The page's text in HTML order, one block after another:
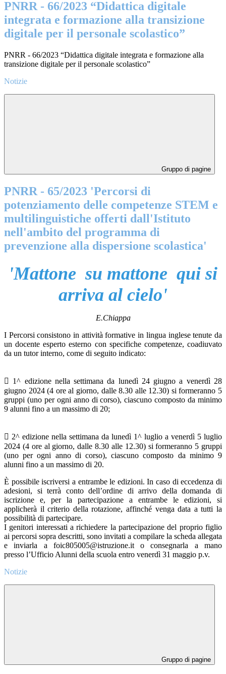
PNRR - 66/2023 “Didattica digitale
integrata e formazione alla transizione
digitale per il personale scolastico”
PNRR - 66/2023 “Didattica digitale integrata e formazione alla
transizione digitale per il personale scolastico”
Notizie
Gruppo di pagine
PNRR - 65/2023 'Percorsi di
potenziamento delle competenze STEM e
multilinguistiche offerti dall'Istituto
nell'ambito del programma di
prevenzione alla dispersione scolastica'
'Mattone su mattone qui si
arriva al cielo'
E.Chiappa
I Percorsi consistono in attività formative in lingua inglese tenute da
un docente esperto esterno con specifiche competenze, coadiuvato
da un tutor interno, come di seguito indicato:
 1^ edizione nella settimana da lunedì 24 giugno a venerdì 28
giugno 2024 (4 ore al giorno, dalle 8.30 alle 12.30) si formeranno 5
gruppi (uno per ogni anno di corso), ciascuno composto da minimo
9 alunni fino a un massimo di 20;
 2^ edizione nella settimana da lunedì 1^ luglio a venerdì 5 luglio
2024 (4 ore al giorno, dalle 8.30 alle 12.30) si formeranno 5 gruppi
(uno per ogni anno di corso), ciascuno composto da minimo 9
alunni fino a un massimo di 20.
È possibile iscriversi a entrambe le edizioni. In caso di eccedenza di
adesioni, si terrà conto dell’ordine di arrivo della domanda di
iscrizione e, per la partecipazione a entrambe le edizioni, si
applicherà il criterio della rotazione, affinché venga data a tutti la
possibilità di partecipare.
I genitori interessati a richiedere la partecipazione del proprio figlio
ai percorsi sopra descritti, sono invitati a compilare la scheda allegata
e inviarla a foic805005@istruzione.it o consegnarla a mano
presso l’Ufficio Alunni della scuola entro venerdì 31 maggio p.v.
Notizie
Gruppo di pagine